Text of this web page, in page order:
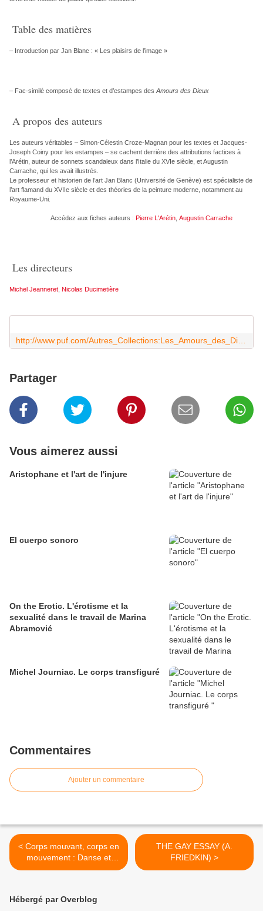
Table des matières
– Introduction par Jan Blanc : « Les plaisirs de l’image »
– Fac-similé composé de textes et d’estampes des Amours des Dieux
A propos des auteurs
Les auteurs véritables – Simon-Célestin Croze-Magnan pour les textes et Jacques-
Joseph Coiny pour les estampes – se cachent derrière des attributions factices à
l’Arétin, auteur de sonnets scandaleux dans l’Italie du XVIe siècle, et Augustin
Carrache, qui les avait illustrés.
Le professeur et historien de l’art Jan Blanc (Université de Genève) est spécialiste de
l’art flamand du XVIIe siècle et des théories de la peinture moderne, notamment au
Royaume-Uni.
Accédez aux fiches auteurs : Pierre L'Arétin, Augustin Carrache
Les directeurs
Michel Jeanneret Nicolas Ducimetière
http://www.puf.com/Autres_Collections:Les_Amours_des_Dieux._Recueil_de_postures_erotiques
Partager
Vous aimerez aussi
Aristophane et l'art de l'injure
El cuerpo sonoro
On the Erotic. L'érotisme et la
sexualité dans le travail de Marina
Abramović
Michel Journiac. Le corps transfiguré
Commentaires
Ajouter un commentaire
< Corps mouvant, corps en
mouvement : Danse et
animation - Corps en
THE GAY ESSAY (A.
FRIEDKIN) >
Hébergé par Overblog